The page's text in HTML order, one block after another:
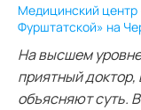
Медицинский центр
Фурштатской» на
На высшем
приятный
объясняют суть.